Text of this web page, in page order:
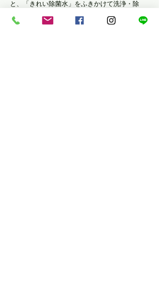
と、「きれい除菌水」をふきかけて洗浄・除
ます。